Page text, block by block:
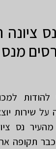
מנס
שירות
משה אני בן 60
כבר תקופה